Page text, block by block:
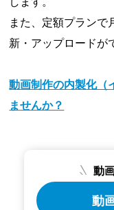
また、定額プランで
新・アップロードが
動画制作の内製化（
ませんか？
動
動